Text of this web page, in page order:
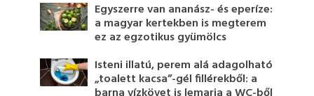
Egyszerre van ananász- és eperíze:
a magyar kertekben is megterem
ez az egzotikus gyümölcs
Isteni illatú, perem alá adagolható
„toalett kacsa”-gél fillérekből: a